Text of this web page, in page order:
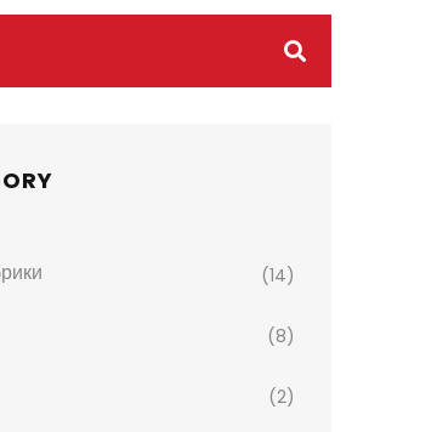
(14)
(8)
(2)